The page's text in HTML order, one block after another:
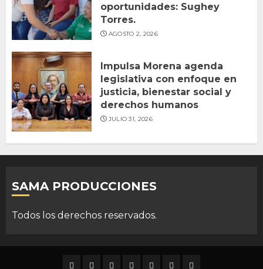
oportunidades: Sughey
Torres.
AGOSTO 2, 2026
Impulsa Morena agenda
legislativa con enfoque en
justicia, bienestar social y
derechos humanos
JULIO 31, 2026
SAMA PRODUCCIONES
Todos los derechos reservados.
DURANGO
NACIONAL
INTERNACIONAL
DEPORTES
ENTRETENIMIENTO
CIENCIAOPINION